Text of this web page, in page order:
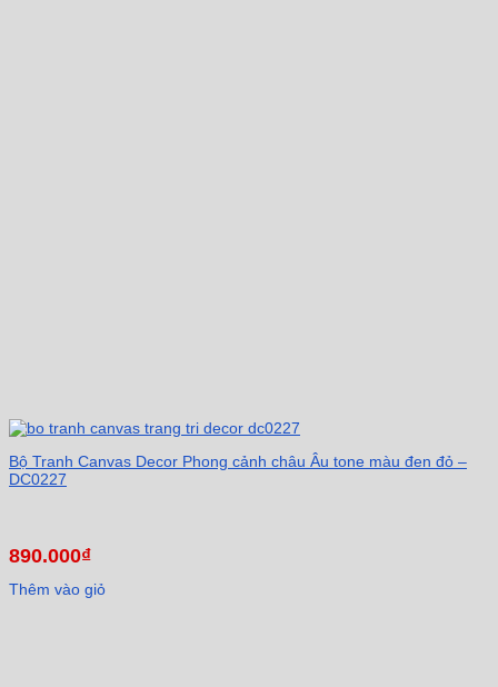
Bộ Tranh Canvas Decor Phong cảnh châu Âu tone màu đen đỏ –
DC0227
890.000₫
Thêm vào giỏ